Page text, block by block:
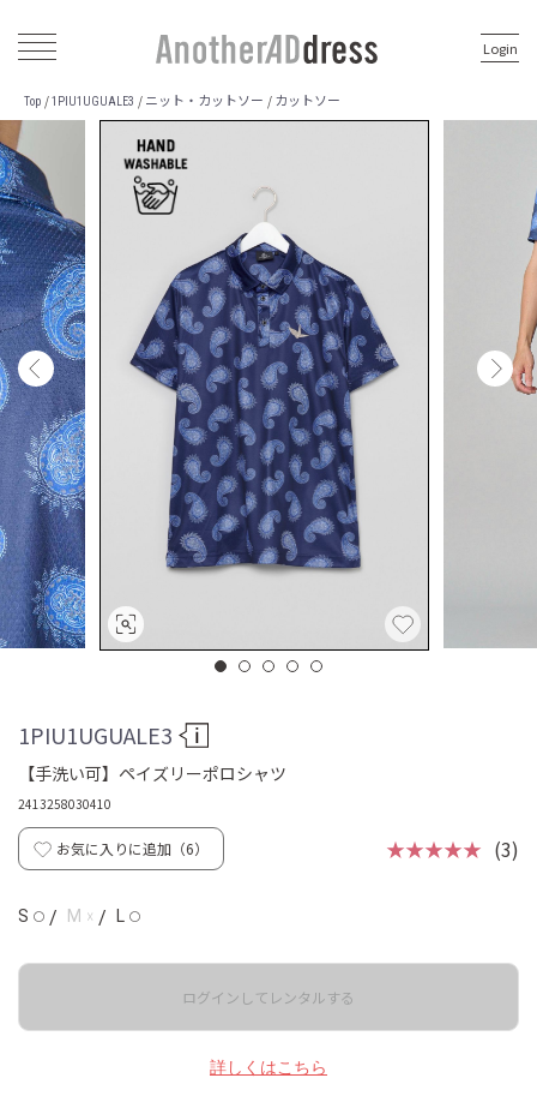
Login
Top / 1PIU1UGUALE3 / ニット・カットソー / カットソー
1PIU1UGUALE3
【手洗い可】ペイズリーポロシャツ
2413258030410
お気に入りに追加（6） ★★★★★ (3)
S ◯ / M ☓ / L ◯
ログインしてレンタルする
詳しくはこちら